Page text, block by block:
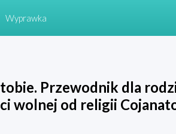
Wyprawka
Przewodnik dla
wolnej od religii